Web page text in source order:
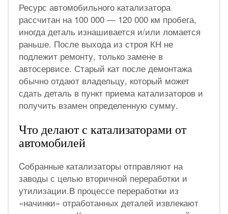
Ресурс автомобильного катализатора
рассчитан на 100 000 — 120 000 км пробега,
иногда деталь изнашивается и/или ломается
раньше. После выхода из строя КН не
подлежит ремонту, только замене в
автосервисе. Старый кат после демонтажа
обычно отдают владельцу, который может
сдать деталь в пункт приема катализаторов и
получить взамен определенную сумму.
Что делают с катализаторами от
автомобилей
Cобранные катализаторы отправляют на
заводы с целью вторичной переработки и
утилизации.В процессе переработки из
«начинки» отработанных деталей извлекают